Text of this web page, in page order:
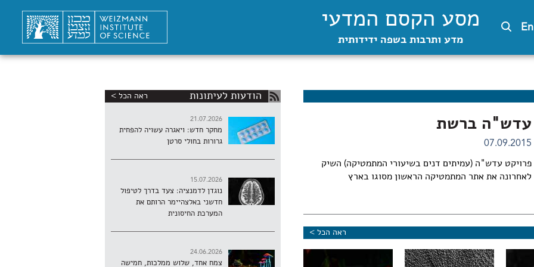
En מסע הקסם המדעי
מדע ותרבות בשפה ידידותית
עדש"ה ברשת
07.09.2015
פרויקט עדש"ה (עמיתים דנים בשיעורי המתמטיקה) השיק
לאחרונה את אתר המתמטיקה הראשון מסוגו בארץ
ראה הכל >
הודעות לעיתונות ראה הכל >
21.07.2026
מחקר חדש: ויאגרה עשויה להפחית
גרורות בחולי סרטן
15.07.2026
נוגדן לדמנציה: צעד בדרך לטיפול
חדשני באלצהיימר הרותם את
המערכת החיסונית
24.06.2026
צמח אחד, שלוש ממלכות, חמישה